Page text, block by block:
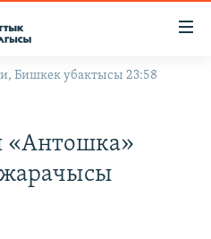
Бишкек убактысы 23:58
«Антошка»